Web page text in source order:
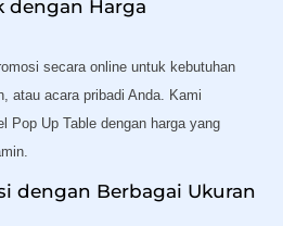
dengan Harga
secara online untuk kebutuhan
atau acara pribadi Anda. Kami
Pop Up Table dengan harga yang
dengan Berbagai Ukuran